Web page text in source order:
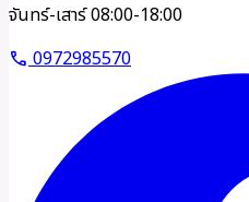
จันทร์-เสาร์ 08:00-18:00
call 0972985570